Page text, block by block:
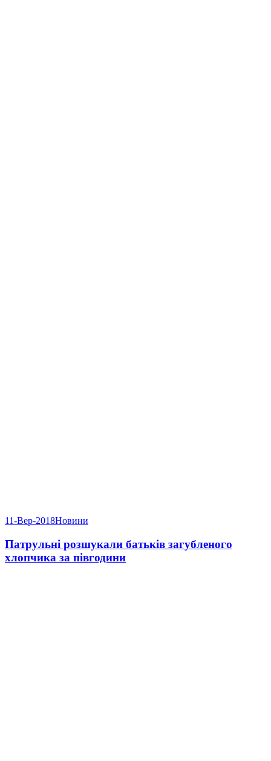
11-Вер-2018Новини
Патрульні розшукали батьків загубленого
хлопчика за півгодини